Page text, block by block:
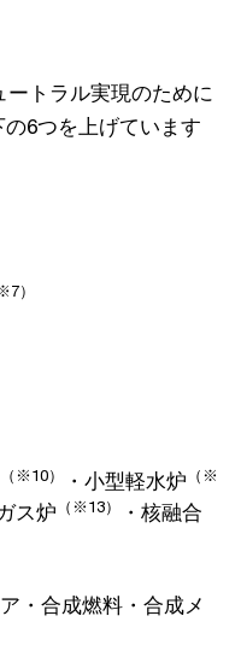
ートラル実現のために
6つを上げています
）
（※10） ・小型軽水炉 （※
ス炉 （※13） ・核融合
・合成燃料・合成メ